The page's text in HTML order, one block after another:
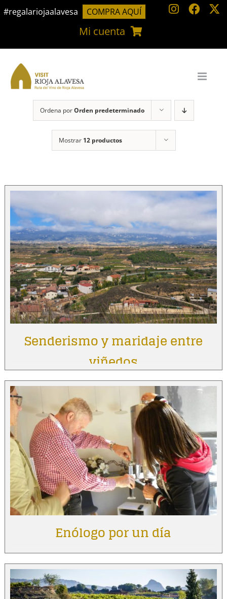
Saltar
#regalariojaalavesa COMPRA AQUÍ
Mi cuenta
Ordena porOrden predeterminado
Mostrar 12 productos
Senderismo y maridaje entre
viñedos
Enólogo por un día